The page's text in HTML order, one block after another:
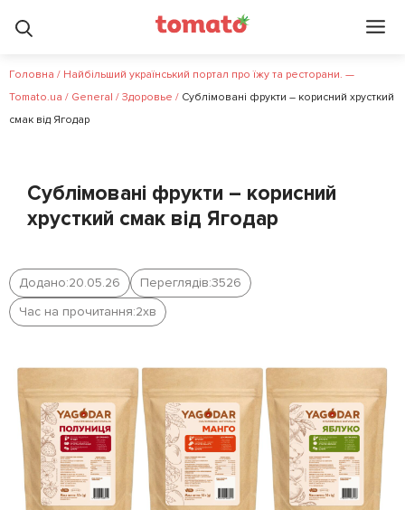
Головна / Найбільший український портал про їжу та ресторани. —
Tomato.ua / General / Здоровье / Сублімовані фрукти – корисний хрусткий
смак від Ягодар
Сублімовані фрукти – корисний
хрусткий смак від Ягодар
Додано:20.05.26 Переглядів:3526
Час на прочитання:2хв